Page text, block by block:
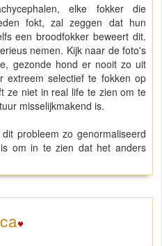
elke fokker die
fokt, zal zeggen dat hun
een broodfokker beweert dit.
nemen. Kijk naar de foto's
gezonde hond er nooit zo uit
extreem selectief te fokken op
ze niet in real life te zien om te
misselijkmakend is.
probleem zo genormaliseerd
om in te zien dat het anders